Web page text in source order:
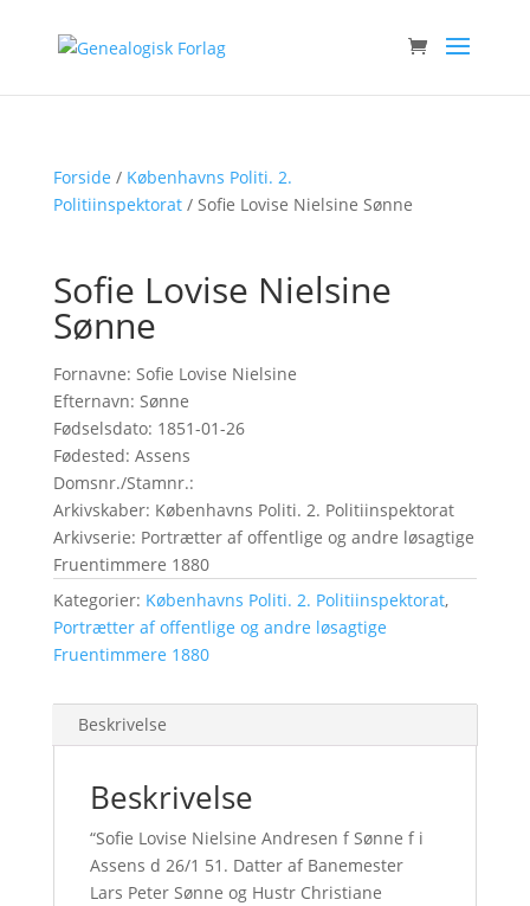
Forside / Københavns Politi. 2.
Politiinspektorat/ Sofie Lovise Nielsine Sønne
Sofie Lovise Nielsine
Sønne
Fornavne: Sofie Lovise Nielsine
Efternavn: Sønne
Fødselsdato: 1851-01-26
Fødested: Assens
Domsnr./Stamnr.:
Arkivskaber: Københavns Politi. 2. Politiinspektorat
Arkivserie: Portrætter af offentlige og andre løsagtige
Fruentimmere 1880
Kategorier: Københavns Politi. 2. Politiinspektorat,
Portrætter af offentlige og andre løsagtige
Fruentimmere 1880
Beskrivelse
Beskrivelse
“Sofie Lovise Nielsine Andresen f Sønne f i
Assens d 26/1 51. Datter af Banemester
Lars Peter Sønne og Hustr Christiane